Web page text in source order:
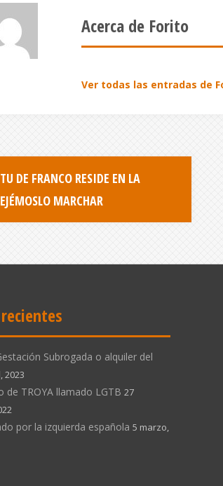
Acerca de Forito
Ver todas las entradas de
DE FRANCO RESIDE EN LA
MARCHAR
Subrogada o alquiler del
2023
de TROYA llamado LGTB 27
por la izquierda española 5 marzo,